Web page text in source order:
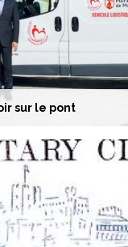
sur le pont